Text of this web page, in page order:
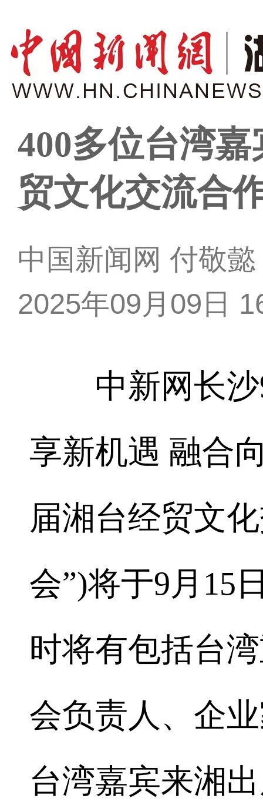
400多位台湾
贸文化交流合
中国新闻网 付敬懿
2025年09月09日
中新网长沙9
享新机遇 融合
届湘台经贸文
会”)将于9月15
时将有包括台
会负责人、企
台湾嘉宾来湘